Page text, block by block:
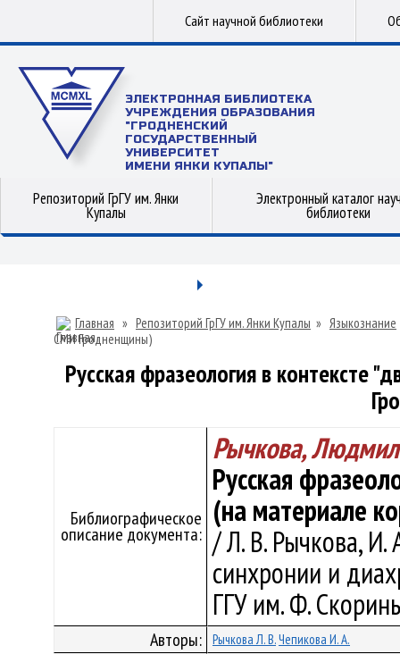
Сайт научной библиотеки
ЭЛЕКТРОННАЯ БИБЛИОТЕКА
УЧРЕЖДЕНИЯ ОБРАЗОВАНИЯ
"ГРОДНЕНСКИЙ
ГОСУДАРСТВЕННЫЙ
УНИВЕРСИТЕТ
ИМЕНИ ЯНКИ КУПАЛЫ"
Репозиторий ГрГУ им. Янки
Купалы
Электронный каталог
библиотеки
Главная » Репозиторий ГрГУ им. Янки Купалы » Языкознание
СМИ Гродненщины)
Русская фразеология в контексте
Библиографическое
описание документа:
Рычкова,
Русская
(на материале
/ Л. В. Рычкова, И.
синхронии и
ГГУ им. Ф.
Авторы: Рычкова Л. В.Чепикова И. А.